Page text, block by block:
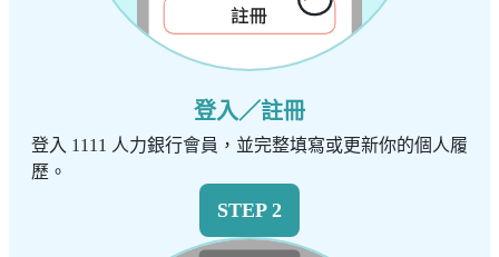
登入／註冊
登入 1111 人力銀行會員，並完整填寫或更新你的個人履
歷。
STEP 2